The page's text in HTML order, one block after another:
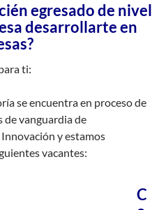
egresado de nivel
desarrollarte en
ti:
se encuentra en proceso de
de vanguardia de
y estamos
vacantes:
C